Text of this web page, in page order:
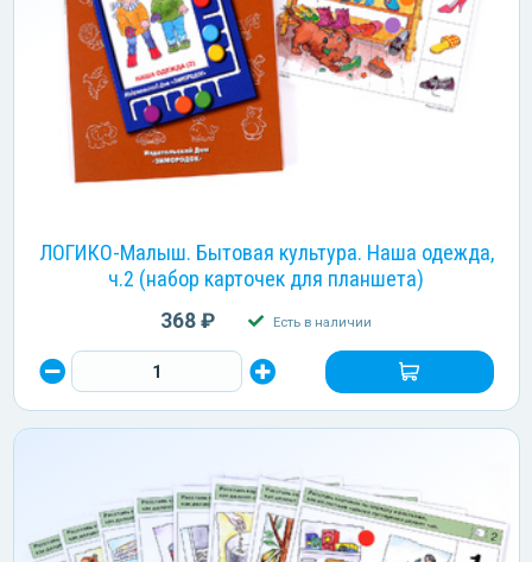
ЛОГИКО-Малыш. Бытовая культура. Наша одежда,
ч.2 (набор карточек для планшета)
368 ₽ Есть в наличии